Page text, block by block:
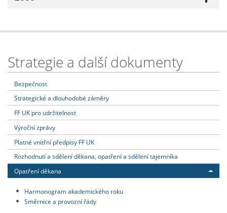
Strategie a další dokumenty
Bezpečnost
Strategické a dlouhodobé záměry
FF UK pro udržitelnost
Výroční zprávy
Platné vnitřní předpisy FF UK
Rozhodnutí a sdělení děkana, opatření a sdělení tajemníka
Opatření děkana
Harmonogram akademického roku
Směrnice a provozní řády